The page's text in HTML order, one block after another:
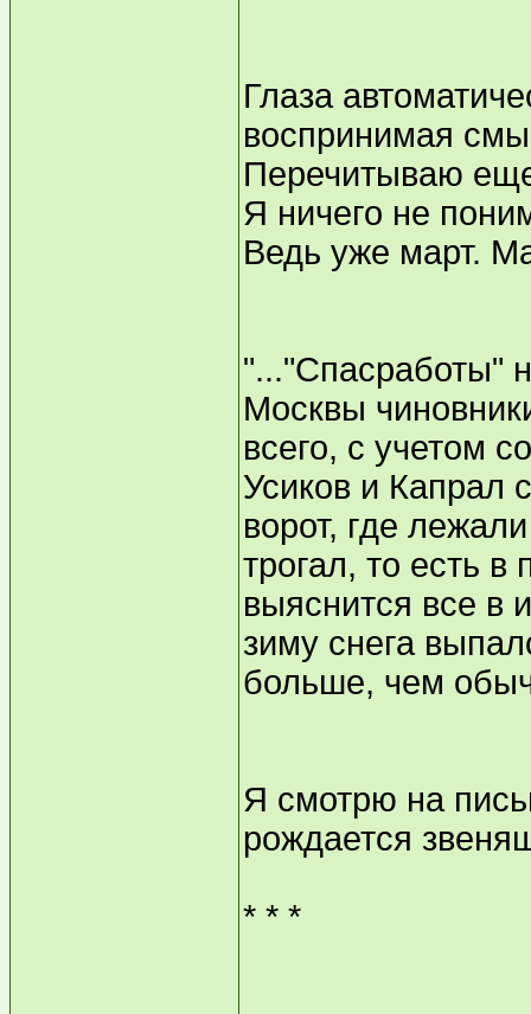
Глаза
воспринимая
Перечитываю
Я ничего не
Ведь уже март.
"..."Спасработы"
Москвы
всего, с учетом
Усиков и Капрал
ворот, где
трогал, то есть
выяснится все в
зиму снега
больше, чем
Я смотрю на
рождается
* * *